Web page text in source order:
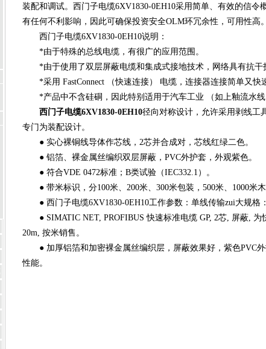
装配和调试。西门子电缆6XV1830-0EH10采用简单、有效的信
有任何不利影响，因此可确保投资安全OLM环冗余性，可用性高。
西门子电缆6XV1830-0EH10说明：
*由于特殊的总线电缆，有很广的应用范围。
*由于使用了双层屏蔽电缆和集成式接地技术，网络具有抗干
*采用 FastConnect （快速连接） 电缆，连接器连接简单又快
*产品中不含硅硐，因此特别适用于汽车工业 （如上釉流水线
西门子电缆6XV1830-0EH10径向对称设计，允许采用剥线工
专门为装配设计。
● 实心裸铜线导体作芯线，2芯并合成对，芯线红绿二色。
● 铝箔、裸金属丝编织双层屏蔽，PVC外护套，外观紫色。
● 符合VDE 0472标准；B类试验（IEC332.1）。
● 带米标识，分100米、200米、300米包装，500米、1000米木
● 西门子电缆6XV1830-0EH10工作参数：单线传输zui大规格
● SIMATIC NET, PROFIBUS 快速标准电缆 GP, 2芯, 屏蔽, 为
20m, 按米销售。
● 加厚铝箔和加密裸金属丝编织层，屏蔽效果好，紫色PVC外
性能。